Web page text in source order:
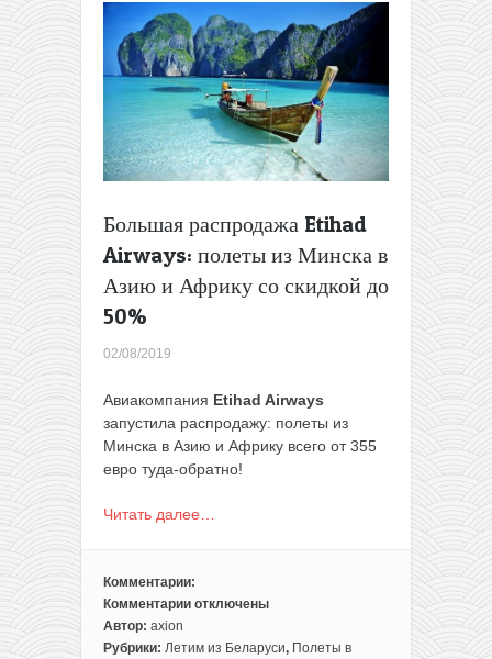
437€
туда-
Большая распродажа Etihad
Airways: полеты из Минска в
Азию и Африку со скидкой до
50%
02/08/2019
Авиакомпания Etihad Airways
запустила распродажу: полеты из
Минска в Азию и Африку всего от 355
евро туда-обратно!
Читать далее…
Комментарии:
Комментарии
к
записи
отключены
Автор: axion
Рубрики: Летим из Беларуси, Полеты в